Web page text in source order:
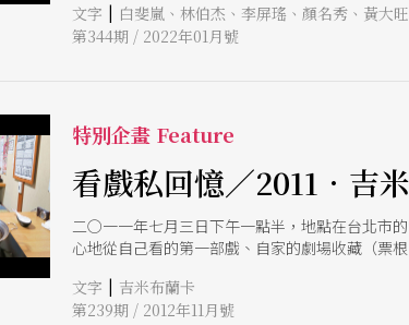
牆，創造嶄新的連結，打開藝術與觀者對話、互
造虛實整合的嶄新劇場體驗；或在數位加速度的
文字 | 白斐嵐、林伯杰、李屏瑤、顏名秀、黃大
第344期 / 2022年01月號
特別企畫 Feature
看戲私回憶／2011．吉
二○一一年七月三日下午一點半，地點在台北市
心地從自己看的第一部戲、自家的劇場收藏（票
聊得起勁，但終究是對著個素未謀面的人說話。
子一開，感情自然就熱絡，也就沒什麼好害羞囉
文字 | 吉米布蘭卡
第239期 / 2012年11月號